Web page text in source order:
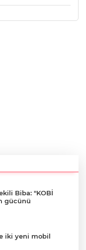
Biba: "KOBİ
gücünü
iki yeni mobil